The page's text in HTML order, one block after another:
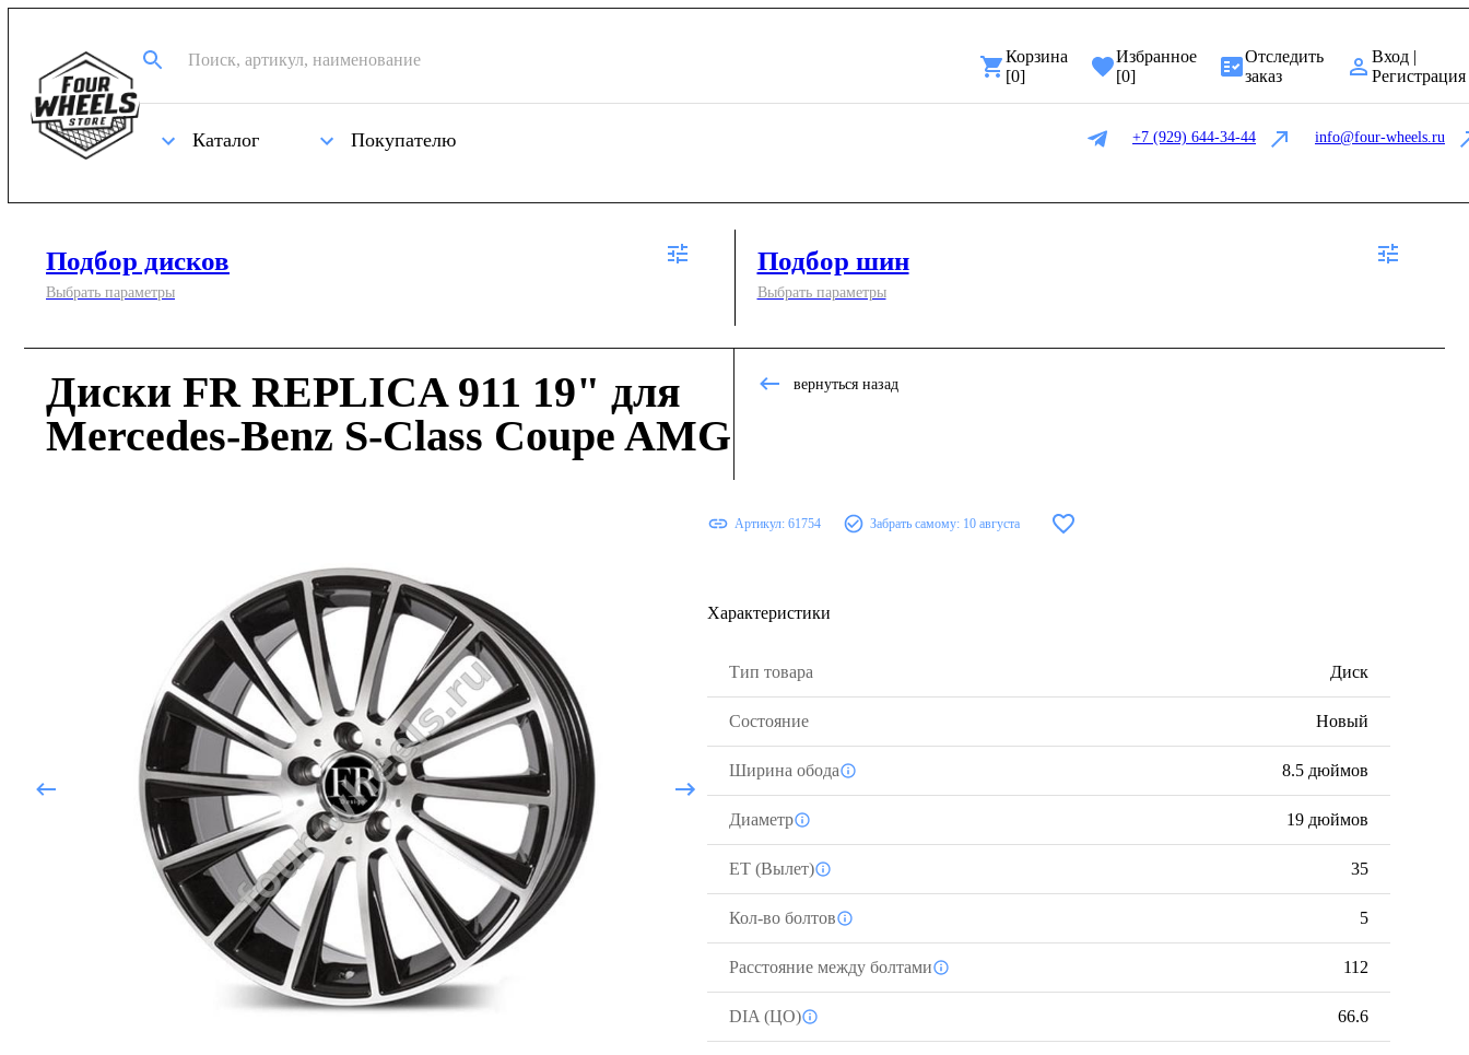
Корзина
[0]
Избранное
[0]
Отследить
заказ
Вход |
Регистрация
Каталог Покупателю +7 (929) 644-34-44 info@four-wheels.ru
Подбор дисков
Выбрать параметры
Подбор шин
Выбрать параметры
Диски FR REPLICA 911 19" для
Mercedes-Benz S-Class Coupe AMG
вернуться назад
Артикул: 61754 Забрать самому: 10 августа
Характеристики
Тип товара Диск
Состояние Новый
Ширина обода 8.5 дюймов
Диаметр 19 дюймов
ЕТ (Вылет) 35
Кол-во болтов 5
Расстояние между болтами 112
DIA (ЦО) 66.6